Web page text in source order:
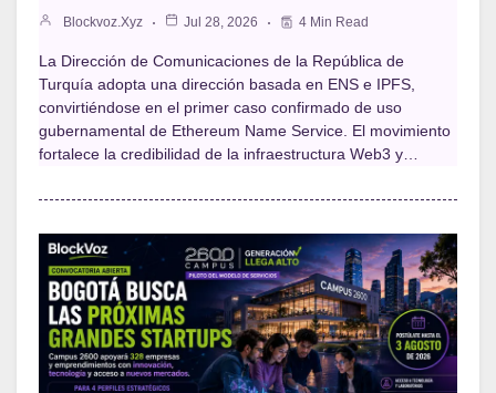
Blockvoz.xyz Jul 28, 2026 4 Min Read
La Dirección de Comunicaciones de la República de
Turquía adopta una dirección basada en ENS e IPFS,
convirtiéndose en el primer caso confirmado de uso
gubernamental de Ethereum Name Service. El movimiento
fortalece la credibilidad de la infraestructura Web3 y…